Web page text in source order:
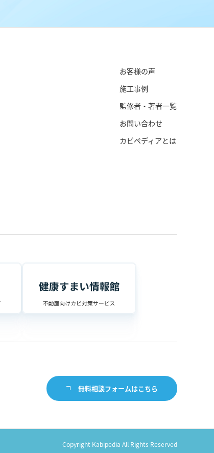
お客様の声
施工事例
監修者・著者一覧
お問い合わせ
カビペディアとは
無料相談フォームはこちら
Copyright Kabipedia All Rights Reserved